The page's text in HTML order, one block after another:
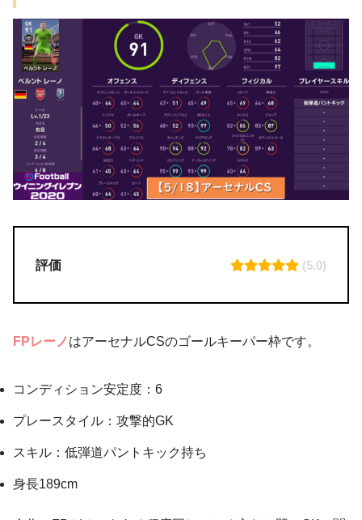
評価 (5.0)
FPレーノはアーセナルCSのゴールキーパー枠です。
コンディション安定度：6
プレースタイル：攻撃的GK
スキル：低弾道パントキック持ち
身長189cm